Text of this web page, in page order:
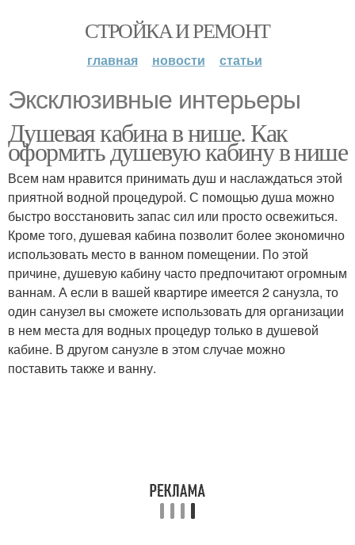
СТРОЙКА И РЕМОНТ
главная новости статьи
Эксклюзивные интерьеры
Душевая кабина в нише. Как
оформить душевую кабину в нише
Всем нам нравится принимать душ и наслаждаться этой
приятной водной процедурой. С помощью душа можно
быстро восстановить запас сил или просто освежиться.
Кроме того, душевая кабина позволит более экономично
использовать место в ванном помещении. По этой
причине, душевую кабину часто предпочитают огромным
ваннам. А если в вашей квартире имеется 2 санузла, то
один санузел вы сможете использовать для организации
в нем места для водных процедур только в душевой
кабине. В другом санузле в этом случае можно
поставить также и ванну.